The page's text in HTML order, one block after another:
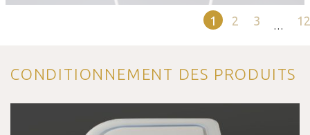
1 2 3 …
CONDITIONNEMENT DES PRODUITS